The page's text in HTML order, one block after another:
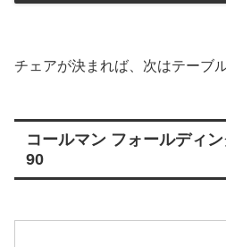
チェアが決まれば、次はテーブル
コールマン フォールディ
90